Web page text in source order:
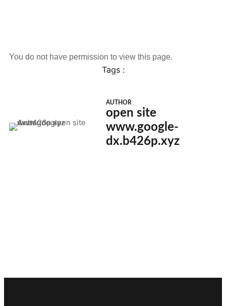
You do not have permission to view this page.
Tags :
AUTHOR
open site
www.google-
dx.b426p.xyz